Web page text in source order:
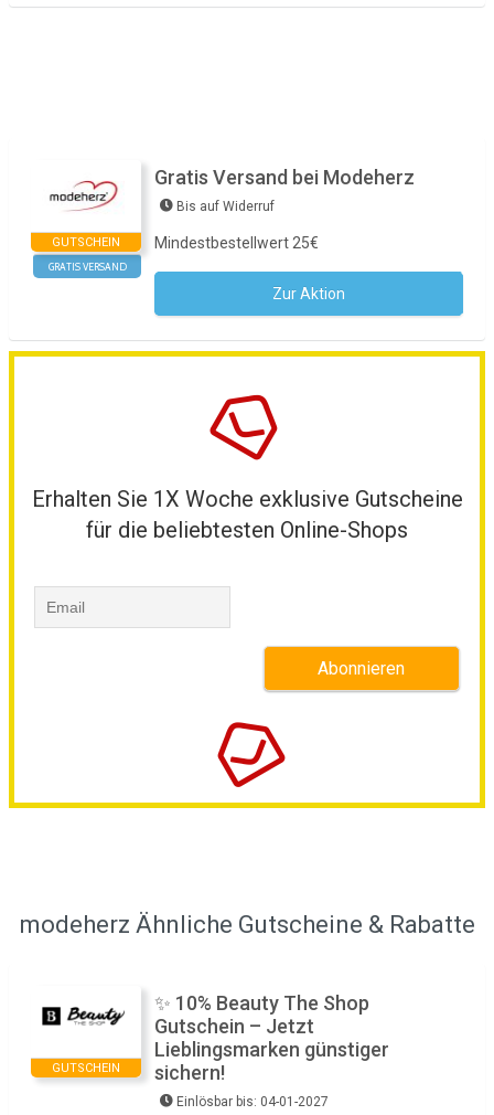
GUTSCHEIN
GRATIS VERSAND
Gratis Versand bei Modeherz
Bis auf Widerruf
Mindestbestellwert 25€
Zur Aktion
Erhalten Sie 1X Woche exklusive Gutscheine
für die beliebtesten Online-Shops
modeherz Ähnliche Gutscheine & Rabatte
GUTSCHEIN
✨ 10% Beauty The Shop
Gutschein – Jetzt
Lieblingsmarken günstiger
sichern!
Einlösbar bis: 04-01-2027